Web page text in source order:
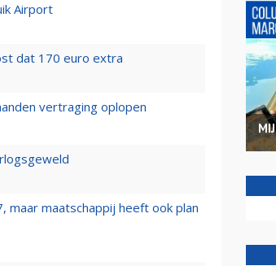
Airport
dat 170 euro extra
vertraging oplopen
maar maatschappij heeft ook plan